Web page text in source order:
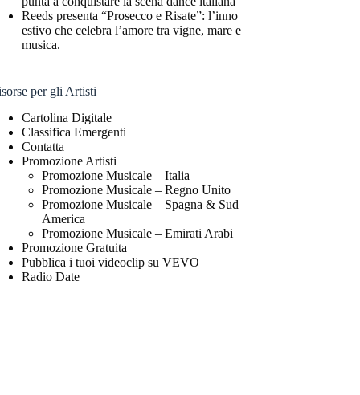
Reeds presenta “Prosecco e Risate”: l’inno
estivo che celebra l’amore tra vigne, mare e
musica.
per gli Artisti
Cartolina Digitale
Classifica Emergenti
Contatta
Promozione Artisti
Promozione Musicale – Italia
Promozione Musicale – Regno Unito
Promozione Musicale – Spagna & Sud
America
Promozione Musicale – Emirati Arabi
Promozione Gratuita
Pubblica i tuoi videoclip su VEVO
Radio Date